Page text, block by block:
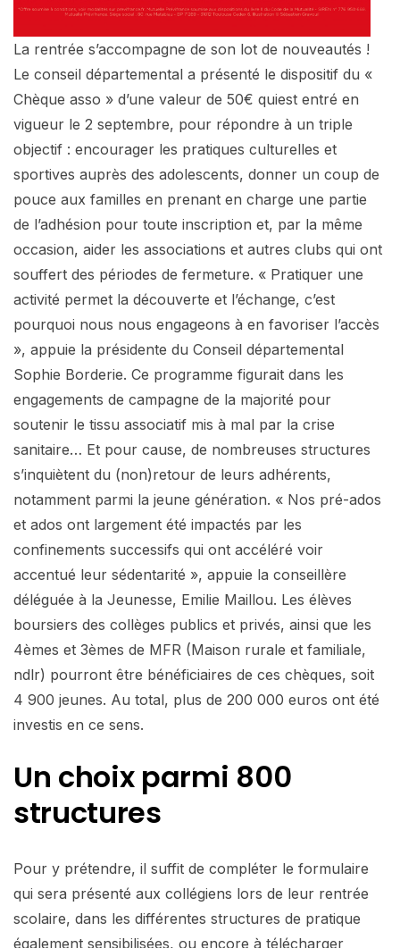
La rentrée s’accompagne de son lot de nouveautés !
Le conseil départemental a présenté le dispositif du «
Chèque asso » d’une valeur de 50€ quiest entré en
vigueur le 2 septembre, pour répondre à un triple
objectif : encourager les pratiques culturelles et
sportives auprès des adolescents, donner un coup de
pouce aux familles en prenant en charge une partie
de l’adhésion pour toute inscription et, par la même
occasion, aider les associations et autres clubs qui ont
souffert des périodes de fermeture. « Pratiquer une
activité permet la découverte et l’échange, c’est
pourquoi nous nous engageons à en favoriser l’accès
», appuie la présidente du Conseil départemental
Sophie Borderie. Ce programme figurait dans les
engagements de campagne de la majorité pour
soutenir le tissu associatif mis à mal par la crise
sanitaire… Et pour cause, de nombreuses structures
s’inquiètent du (non)retour de leurs adhérents,
notamment parmi la jeune génération. « Nos pré-ados
et ados ont largement été impactés par les
confinements successifs qui ont accéléré voir
accentué leur sédentarité », appuie la conseillère
déléguée à la Jeunesse, Emilie Maillou. Les élèves
boursiers des collèges publics et privés, ainsi que les
4èmes et 3èmes de MFR (Maison rurale et familiale,
ndlr) pourront être bénéficiaires de ces chèques, soit
4 900 jeunes. Au total, plus de 200 000 euros ont été
investis en ce sens.
Un choix parmi 800
structures
Pour y prétendre, il suffit de compléter le formulaire
qui sera présenté aux collégiens lors de leur rentrée
scolaire, dans les différentes structures de pratique
également sensibilisées, ou encore à télécharger